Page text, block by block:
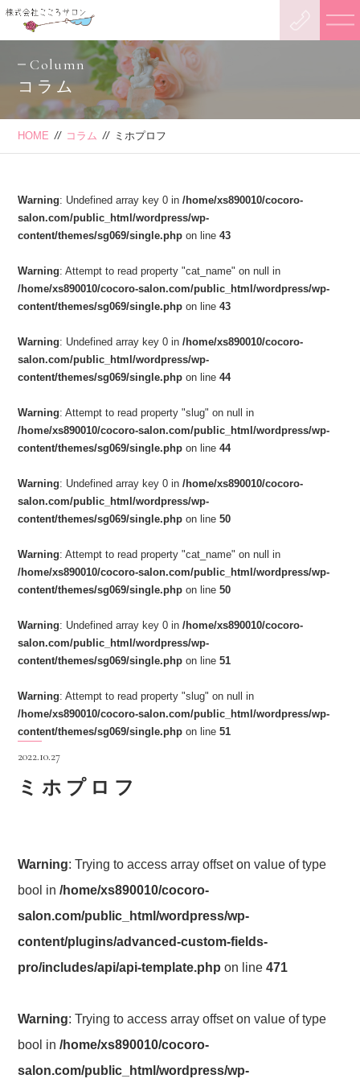
Column
コラム
HOME // コラム // ミホプロフ
Warning: Undefined array key 0 in/home/xs890010/cocoro-
salon.com/public_html/wordpress/wp-
content/themes/sg069/single.php on line43
Warning: Attempt to read property "cat_name" on null in
/home/xs890010/cocoro-salon.com/public_html/wordpress/wp-
content/themes/sg069/single.php on line43
Warning: Undefined array key 0 in/home/xs890010/cocoro-
salon.com/public_html/wordpress/wp-
content/themes/sg069/single.php on line44
Warning: Attempt to read property "slug" on null in
/home/xs890010/cocoro-salon.com/public_html/wordpress/wp-
content/themes/sg069/single.php on line44
Warning: Undefined array key 0 in/home/xs890010/cocoro-
salon.com/public_html/wordpress/wp-
content/themes/sg069/single.php on line50
Warning: Attempt to read property "cat_name" on null in
/home/xs890010/cocoro-salon.com/public_html/wordpress/wp-
content/themes/sg069/single.php on line50
Warning: Undefined array key 0 in/home/xs890010/cocoro-
salon.com/public_html/wordpress/wp-
content/themes/sg069/single.php on line51
Warning: Attempt to read property "slug" on null in
/home/xs890010/cocoro-salon.com/public_html/wordpress/wp-
content/themes/sg069/single.php on line51
2022.10.27
ミホプロフ
Warning: Trying to access array offset on value of type
bool in/home/xs890010/cocoro-
salon.com/public_html/wordpress/wp-
content/plugins/advanced-custom-fields-
pro/includes/api/api-template.php on line471
Warning: Trying to access array offset on value of type
bool in/home/xs890010/cocoro-
salon.com/public_html/wordpress/wp-